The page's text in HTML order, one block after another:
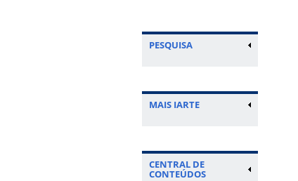
PESQUISA
MAIS IARTE
CENTRAL DE
CONTEÚDOS